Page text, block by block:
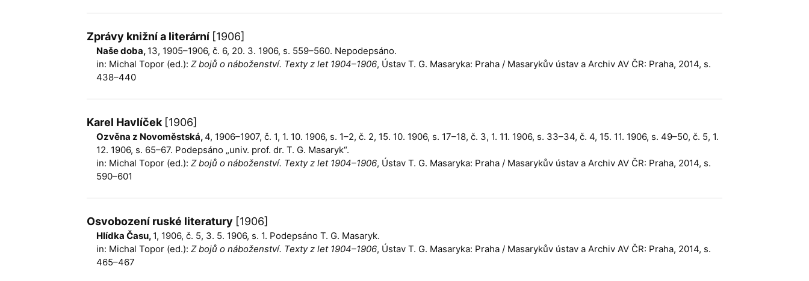
Zprávy knižní a literární [1906]
Naše doba, 13, 1905–1906, č. 6, 20. 3. 1906, s. 559–560. Nepodepsáno.
in: Michal Topor (ed.): Z bojů o náboženství. Texty z let 1904–1906, Ústav T. G. Masaryka: Praha / Masarykův ústav a Archiv AV ČR: Praha, 2014, s.
438–440
Karel Havlíček [1906]
Ozvěna z Novoměstská,4, 1906–1907, č. 1, 1. 10. 1906, s. 1–2, č. 2, 15. 10. 1906, s. 17–18, č. 3, 1. 11. 1906, s. 33–34, č. 4, 15. 11. 1906, s. 49–50, č. 5, 1.
12. 1906, s. 65–67. Podepsáno „univ. prof. dr. T. G. Masaryk“.
in: Michal Topor (ed.): Z bojů o náboženství. Texty z let 1904–1906, Ústav T. G. Masaryka: Praha / Masarykův ústav a Archiv AV ČR: Praha, 2014, s.
590–601
Osvobození ruské literatury [1906]
Hlídka Času, 1, 1906, č. 5, 3. 5. 1906, s. 1. Podepsáno T. G. Masaryk.
in: Michal Topor (ed.): Z bojů o náboženství. Texty z let 1904–1906, Ústav T. G. Masaryka: Praha / Masarykův ústav a Archiv AV ČR: Praha, 2014, s.
465–467